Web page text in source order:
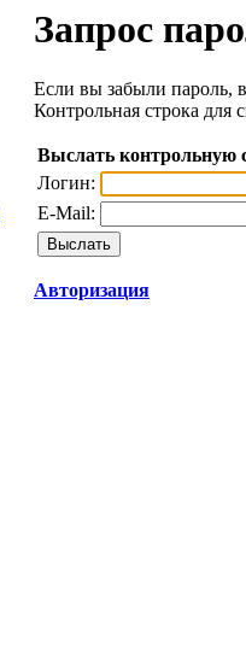
Запрос
Если вы забыли пароль,
Контрольная строка
Выслать контрольную
Логин:
E-Mail:
Авторизация